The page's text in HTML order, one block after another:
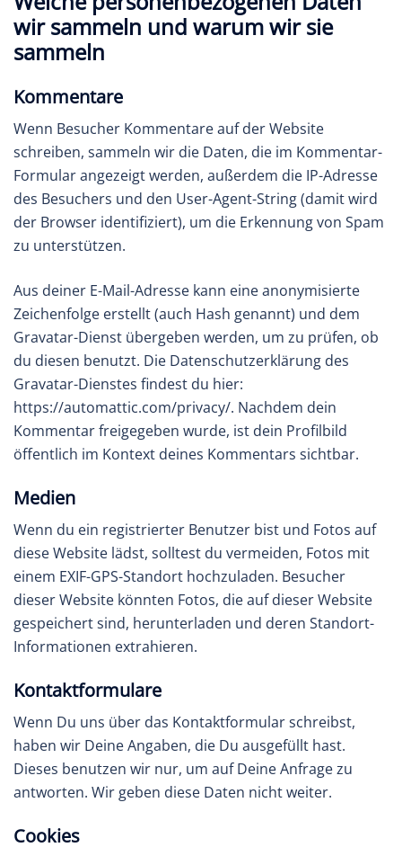
wir sammeln und warum wir sie
sammeln
Kommentare
Wenn Besucher Kommentare auf der Website
schreiben, sammeln wir die Daten, die im Kommentar-
Formular angezeigt werden, außerdem die IP-Adresse
des Besuchers und den User-Agent-String (damit wird
der Browser identifiziert), um die Erkennung von Spam
zu unterstützen.
Aus deiner E-Mail-Adresse kann eine anonymisierte
Zeichenfolge erstellt (auch Hash genannt) und dem
Gravatar-Dienst übergeben werden, um zu prüfen, ob
du diesen benutzt. Die Datenschutzerklärung des
Gravatar-Dienstes findest du hier:
https://automattic.com/privacy/. Nachdem dein
Kommentar freigegeben wurde, ist dein Profilbild
öffentlich im Kontext deines Kommentars sichtbar.
Medien
Wenn du ein registrierter Benutzer bist und Fotos auf
diese Website lädst, solltest du vermeiden, Fotos mit
einem EXIF-GPS-Standort hochzuladen. Besucher
dieser Website könnten Fotos, die auf dieser Website
gespeichert sind, herunterladen und deren Standort-
Informationen extrahieren.
Kontaktformulare
Wenn Du uns über das Kontaktformular schreibst,
haben wir Deine Angaben, die Du ausgefüllt hast.
Dieses benutzen wir nur, um auf Deine Anfrage zu
antworten. Wir geben diese Daten nicht weiter.
Cookies